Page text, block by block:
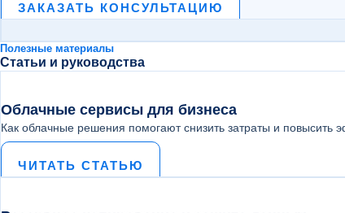
ЗАКАЗАТЬ КОНСУЛЬТАЦИЮ
Полезные материалы
Статьи и руководства
Облачные сервисы для бизнеса
Как облачные решения помогают снизить затраты и повысить
ЧИТАТЬ СТАТЬЮ